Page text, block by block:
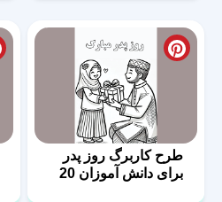
طرح کاربرگ روز پدر
برای دانش آموزان 20